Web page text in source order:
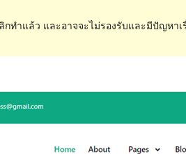
ทำแล้ว และอาจจะไม่รองรับและมีปัญหาเ